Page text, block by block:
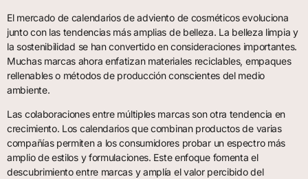
El mercado de calendarios de adviento de cosméticos evoluciona
junto con las tendencias más amplias de belleza. La belleza limpia y
la sostenibilidad se han convertido en consideraciones importantes.
Muchas marcas ahora enfatizan materiales reciclables, empaques
rellenables o métodos de producción conscientes del medio
ambiente.
Las colaboraciones entre múltiples marcas son otra tendencia en
crecimiento. Los calendarios que combinan productos de varias
compañías permiten a los consumidores probar un espectro más
amplio de estilos y formulaciones. Este enfoque fomenta el
descubrimiento entre marcas y amplía el valor percibido del